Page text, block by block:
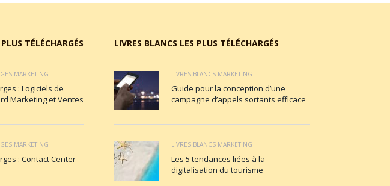
TÉLÉCHARGÉS
MARKETING
: Logiciels de
Marketing et Ventes
MARKETING
: Contact Center –
LIVRES BLANCS LES PLUS TÉLÉCHARGÉS
LIVRES BLANCS MARKETING
Guide pour la conception d’une
campagne d’appels sortants efficace
LIVRES BLANCS MARKETING
Les 5 tendances liées à la
digitalisation du tourisme